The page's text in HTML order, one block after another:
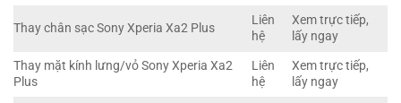
Thay chân sạc Sony Xperia Xa2 Plus
Liên
hệ
Xem trực tiếp,
lấy ngay
Thay mặt kính lưng/vỏ Sony Xperia Xa2
Plus
Liên
hệ
Xem trực tiếp,
lấy ngay